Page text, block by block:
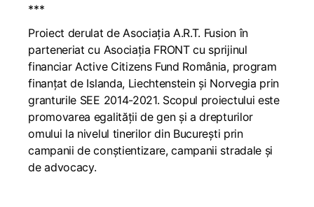
***
Proiect derulat de Asociația A.R.T. Fusion în
parteneriat cu Asociația FRONT cu sprijinul
financiar Active Citizens Fund România, program
finanțat de Islanda, Liechtenstein și Norvegia prin
granturile SEE 2014-2021. Scopul proiectului este
promovarea egalității de gen și a drepturilor
omului la nivelul tinerilor din București prin
campanii de conștientizare, campanii stradale și
de advocacy.